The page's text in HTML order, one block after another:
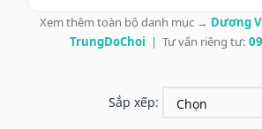
Xem thêm toàn bộ danh mục → Dương
TrungDoChoi | Tư vấn riêng tư:
Sắp xếp: